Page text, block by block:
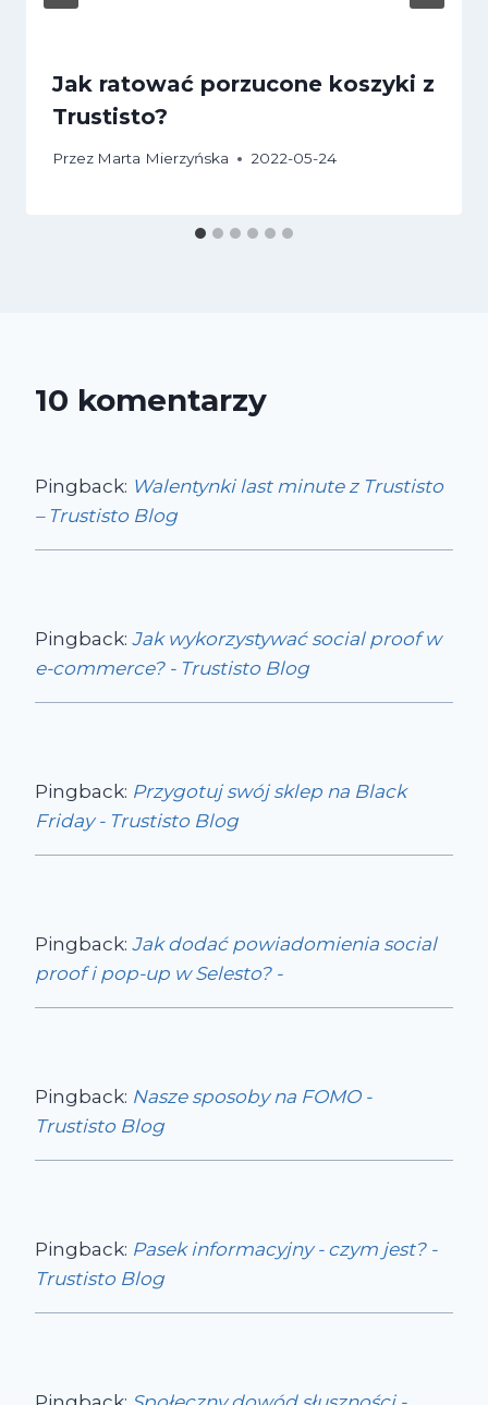
Jak ratować porzucone koszyki z
Trustisto?
Przez Marta Mierzyńska 2022-05-24
10 komentarzy
Pingback: Walentynki last minute z Trustisto
– Trustisto Blog
Pingback: Jak wykorzystywać social proof w
e-commerce? - Trustisto Blog
Pingback: Przygotuj swój sklep na Black
Friday - Trustisto Blog
Pingback: Jak dodać powiadomienia social
proof i pop-up w Selesto? -
Pingback: Nasze sposoby na FOMO -
Trustisto Blog
Pingback: Pasek informacyjny - czym jest? -
Trustisto Blog